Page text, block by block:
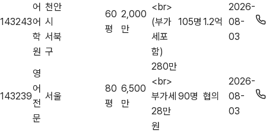
143243
어
어
학
원
천안
시
서북
구
60
평
2,000
만
<br>
(부가
세포
함)
105명 1.2억
2026-
08-
03
143239
영
어
전
문
서울
80
평
6,500
만
280만
<br>
부가세
28만
원
90명 협의
2026-
08-
03